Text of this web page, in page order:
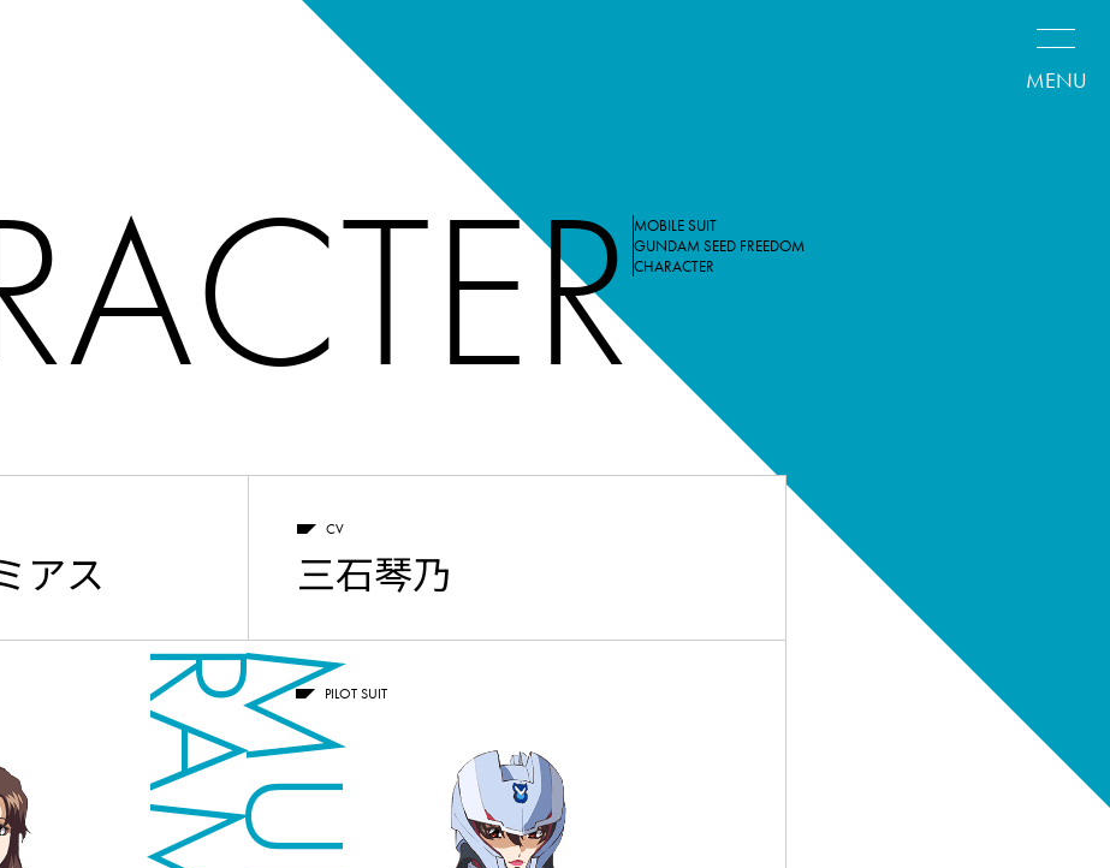
MOBILE SUIT
GUNDAM SEED FREEDOM
CHARACTER
アス
CV
三石琴乃
PILOT SUIT